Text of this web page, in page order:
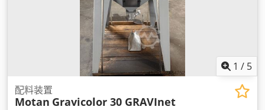
1 / 5
配料装置
Motan Gravicolor 30 GRAVInet